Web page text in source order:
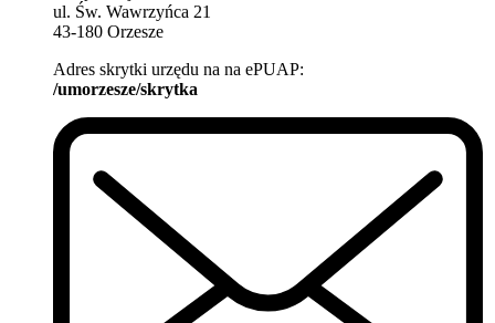
ul. Św. Wawrzyńca 21
43-180 Orzesze
Adres skrytki urzędu na na ePUAP:
/umorzesze/skrytka